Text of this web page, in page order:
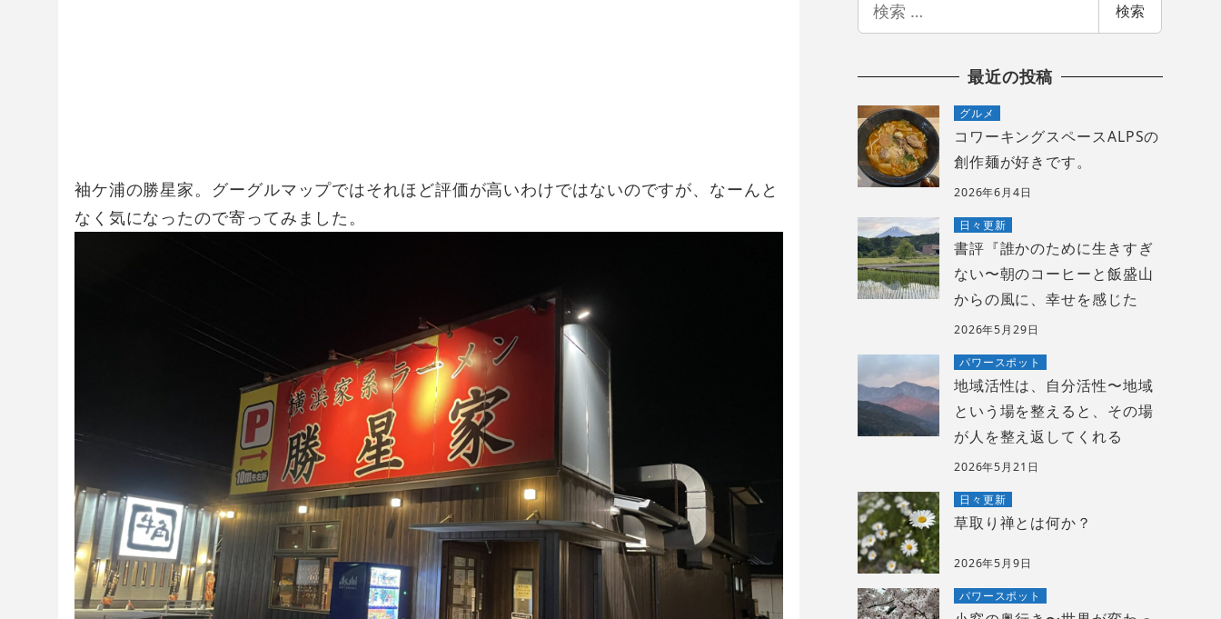
袖ケ浦の勝星家。グーグルマップではそれほど評価が高いわけではないのですが、なーんと
なく気になったので寄ってみました。
索
検索
最近の投稿
グルメ
コワーキングスペースALPSの
創作麺が好きです。
2026年6月4日
日々更新
書評『誰かのために生きすぎ
ない〜朝のコーヒーと飯盛山
からの風に、幸せを感じた
2026年5月29日
パワースポット
地域活性は、自分活性〜地域
という場を整えると、その場
が人を整え返してくれる
2026年5月21日
日々更新
草取り禅とは何か？
2026年5月9日
パワースポット